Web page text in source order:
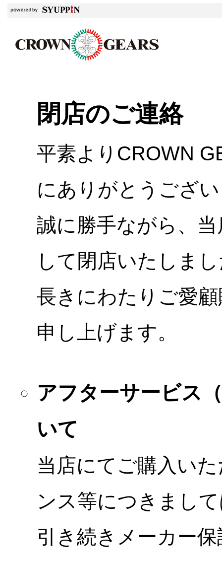
閉店のご連絡
平素よりCROWN
にありがとうござ
誠に勝手ながら、
して閉店いたしま
長きにわたりご愛
申し上げます。
アフターサービス
いて
当店にてご購入い
ンス等につきまし
引き続きメーカー